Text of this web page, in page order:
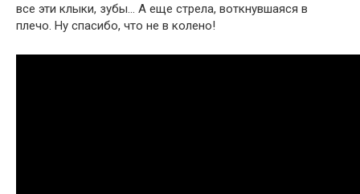
все эти клыки, зубы… А еще стрела, воткнувшаяся в
плечо. Ну спасибо, что не в колено!